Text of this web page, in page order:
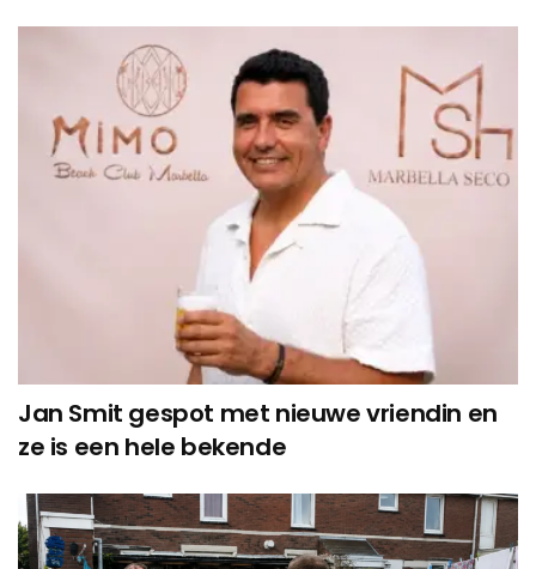
Jan Smit gespot met nieuwe vriendin en
ze is een hele bekende